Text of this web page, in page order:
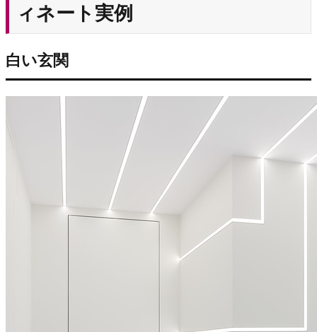
ィネート実例
白い玄関